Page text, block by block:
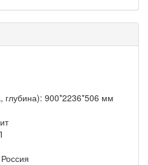
глубина): 900*2236*506 мм
Россия